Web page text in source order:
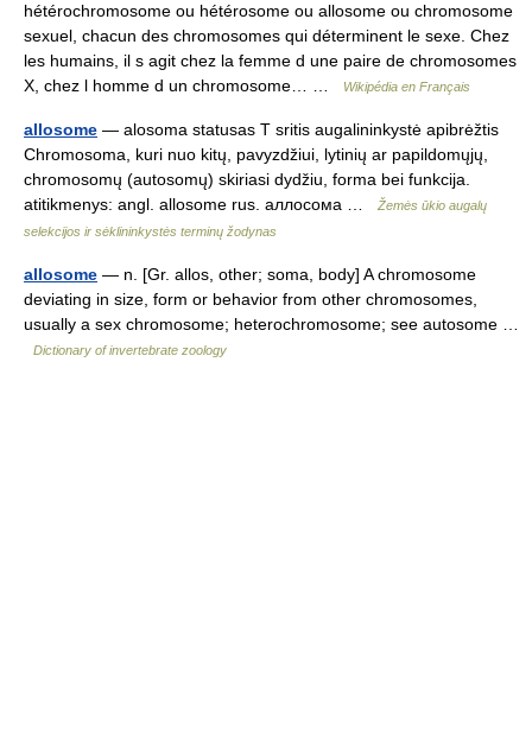
hétérochromosome ou hétérosome ou allosome ou chromosome
sexuel, chacun des chromosomes qui déterminent le sexe. Chez
les humains, il s agit chez la femme d une paire de chromosomes
X, chez l homme d un chromosome… …
Wikipédia en Français
allosome — alosoma statusas T sritis augalininkystė apibrėžtis
Chromosoma, kuri nuo kitų, pavyzdžiui, lytinių ar papildomųjų,
chromosomų (autosomų) skiriasi dydžiu, forma bei funkcija.
atitikmenys: angl. allosome rus. аллосома …
Žemės ūkio augalų
selekcijos ir sėklininkystės terminų žodynas
allosome — n. [Gr. allos, other; soma, body] A chromosome
deviating in size, form or behavior from other chromosomes,
usually a sex chromosome; heterochromosome; see autosome …
Dictionary of invertebrate zoology